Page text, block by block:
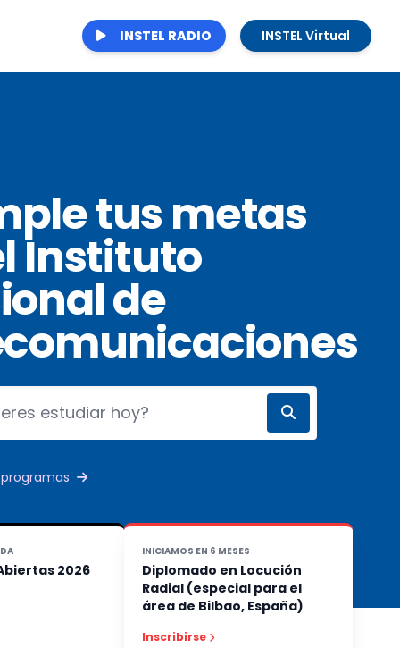
INSTEL RADIO INSTEL Virtual
tus metas
Instituto
de
2026
INICIAMOS EN 6 MESES
Diplomado en Locución
Radial (especial para el
área de Bilbao, España)
Inscribirse